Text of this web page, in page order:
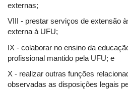
externas;
VIII - prestar serviços de extensão
externa à UFU;
IX - colaborar no ensino da
profissional mantido pela UFU; e
X - realizar outras funções
observadas as disposições legais